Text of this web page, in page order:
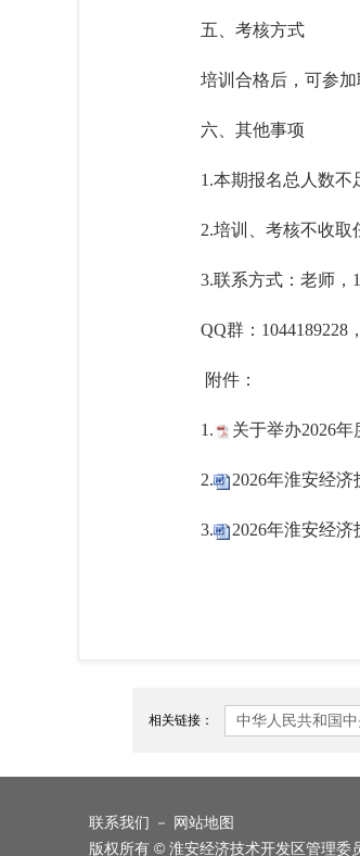
五、考核方式
培训合格后，可参
六、其他事项
1.本期报名总人数不
2.培训、考核不收取
3.联系方式：老师，
QQ群：1044189228
附件：
1. 关于举办2026
2. 2026年淮安经
3. 2026年淮安经
相关链接：
中华人民共和国
联系我们 －
网站地图
版权所有 © 淮安经济技术开发区管理